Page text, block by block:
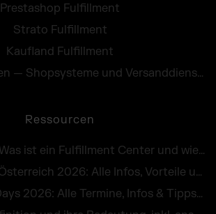
Prestashop Fulfillment
Strato Fulfillment
Kaufland Fulfillment
Alle Integrationen — Shopsysteme und Versanddienste
Ressourcen
Einfach erklärt: Was ist ein Fulfillment Center und wie funktioniert es in Österreich?
Amazon FBA in Österreich 2026: Alle Infos, Vorteile und Kosten von Fulfillment by Amazon
Amazon Prime Days 2026: Alle Termine, Infos & Tipps für die E-Commerce-Peak Season